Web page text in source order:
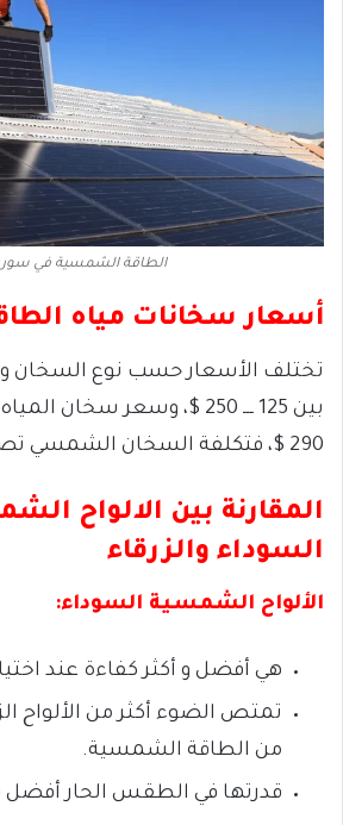
الطاقة الشمسية في
أسعار سخانات مياه
تختلف الأسعار حسب نوع السخان
بين 125 ـــ 250 $، وسعر سخان
290 $،
فتكلفة السخان الشمسي تصل
المقارنة بين الالواح
السوداء والزرقاء
الألواح الشمسية السوداء:
هي أفضل و أكثر كفاءة عند
تمتص الضوء أكثر من الألواح
من الطاقة الشمسية.
قدرتها في الطقس الحار أفضل